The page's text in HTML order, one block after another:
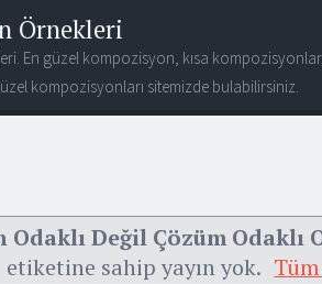
Örnekleri
En güzel kompozisyon, kısa
kompozisyonları sitemizde bulabilirsiniz.
Odaklı Değil Çözüm
etiketine sahip yayın yok.